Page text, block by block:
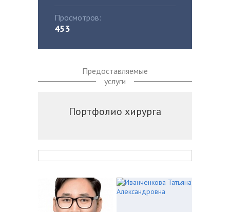
Просмотров:
453
Предоставляемые
услуги
Портфолио хирурга